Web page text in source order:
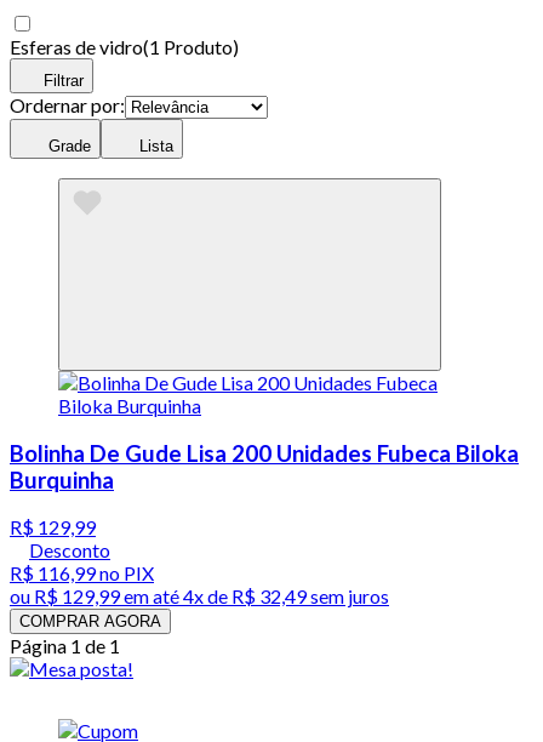
Esferas de vidro(1 Produto)
Filtrar
Ordernar por:
Grade Lista
Bolinha De Gude Lisa 200 Unidades Fubeca Biloka
Burquinha
R$ 129,99
Desconto
R$ 116,99no PIX
ou R$ 129,99em até4x de R$ 32,49 sem juros
COMPRAR AGORA
Página 1 de 1